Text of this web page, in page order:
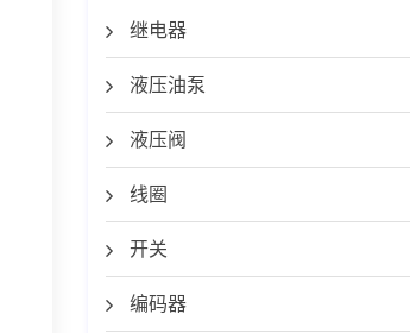
继电器
液压油泵
液压阀
线圈
开关
编码器